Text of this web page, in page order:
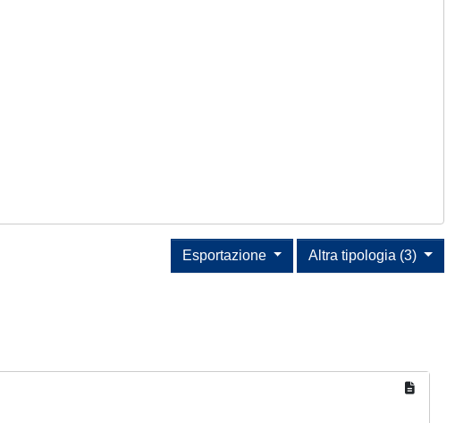
Altra tipologia (3)
Esportazione